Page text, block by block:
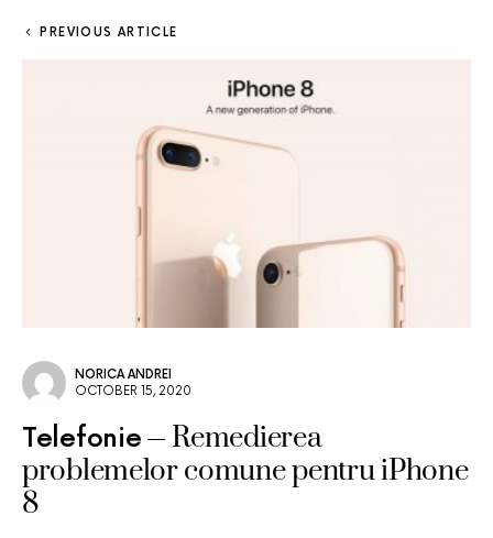
PREVIOUS ARTICLE
NORICA ANDREI
OCTOBER 15, 2020
Telefonie
Remedierea
problemelor comune pentru iPhone
8